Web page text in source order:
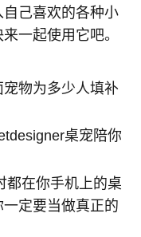
己喜欢的各种小
一起使用它吧。
物为多少人填补
桌宠陪你
都在你手机上的桌
定要当做真正的